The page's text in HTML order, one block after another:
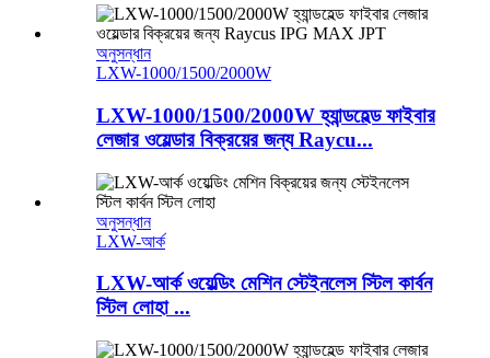
অনুসন্ধান
LXW-1000/1500/2000W
LXW-1000/1500/2000W হ্যান্ডহেল্ড ফাইবার
লেজার ওয়েল্ডার বিক্রয়ের জন্য Raycu...
অনুসন্ধান
LXW-আর্ক
LXW-আর্ক ওয়েল্ডিং মেশিন স্টেইনলেস স্টিল কার্বন
স্টিল লোহা ...